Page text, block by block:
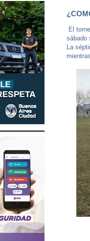
El
sábado
La